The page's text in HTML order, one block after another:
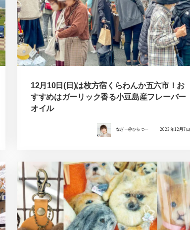
12月10日(日)は枚方宿くらわんか五六市！お
すすめはガーリック香る小豆島産フレーバー
オイル
なぎー＠ひらつー 2023年12月7日